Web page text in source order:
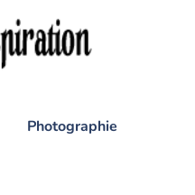
Photographie